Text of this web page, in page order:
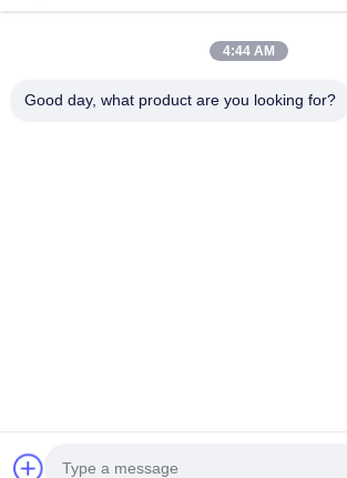
개인 정보 정책
중국 좋은 품질 철도 플랫 왜건 공급
4:44 AM
Good day, what product are you looking for?